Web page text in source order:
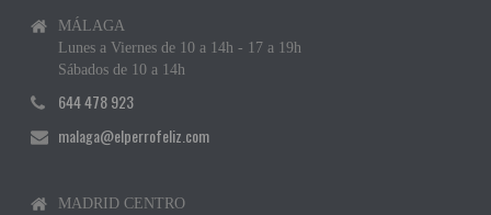
MÁLAGA
Lunes a Viernes de 10 a 14h - 17 a 19h
Sábados de 10 a 14h
644 478 923
malaga@elperrofeliz.com
MADRID CENTRO